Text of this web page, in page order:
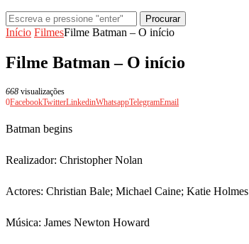
Procurar
Início FilmesFilme Batman – O início
Filme Batman – O início
668 visualizações
0FacebookTwitterLinkedinWhatsappTelegramEmail
Batman begins
Realizador: Christopher Nolan
Actores: Christian Bale; Michael Caine; Katie Holmes
Música: James Newton Howard